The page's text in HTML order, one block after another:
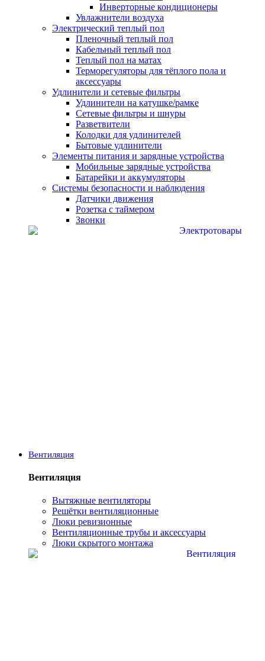
Инверторные кондиционеры
Увлажнители воздуха
Электрический теплый пол
Пленочный теплый пол
Кабельный теплый пол
Теплый пол на матах
Терморегуляторы для тёплого пола и
аксессуары
Удлинители и сетевые фильтры
Удлинители на катушке/рамке
Сетевые фильтры и шнуры
Разветвители
Колодки для удлинителей
Бытовые удлинители
Элементы питания и зарядные устройства
Мобильные зарядные устройства
Батарейки и аккумуляторы
Системы безопасности и наблюдения
Датчики движения
Розетка с таймером
Звонки
Вентиляция
Вентиляция
Вытяжные вентиляторы
Решётки вентиляционные
Люки ревизионные
Вентиляционные трубы и аксессуары
Люки скрытого монтажа